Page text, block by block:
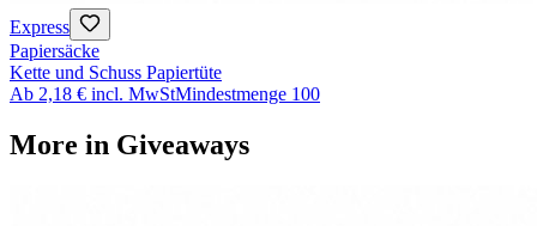
Express
Papiersäcke
Kette und Schuss Papiertüte
Ab 2,18 € incl. MwStMindestmenge 100
More in Giveaways